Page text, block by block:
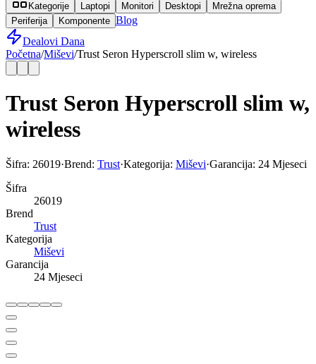
Kategorije Laptopi Monitori Desktopi
Mrežna oprema
Periferija
Komponente Blog
Dealovi Dana
Početna/Miševi/Trust Seron Hyperscroll slim w, wireless
Trust Seron Hyperscroll slim w,
wireless
Šifra: 26019·Brend: Trust·Kategorija: Miševi·Garancija: 24 Mjeseci
Šifra
26019
Brend
Trust
Kategorija
Miševi
Garancija
24 Mjeseci